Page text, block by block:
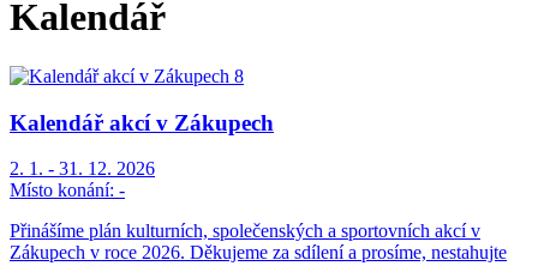
Kalendář
Kalendář akcí v Zákupech
2. 1. - 31. 12. 2026
Místo konání: -
Přinášíme plán kulturních, společenských a sportovních akcí v
Zákupech v roce 2026. Děkujeme za sdílení a prosíme, nestahujte